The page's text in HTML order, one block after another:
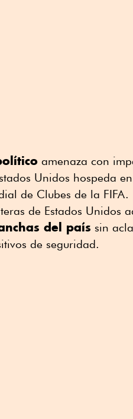
amenaza con
Unidos hospeda
de Clubes de la FIFA.
de Estados Unidos
del país sin
de seguridad.